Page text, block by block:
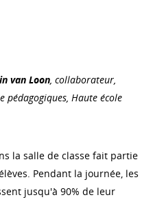
van Loon, collaborateur,
pédagogiques, Haute école
la salle de classe fait partie
Pendant la journée, les
jusqu'à 90% de leur